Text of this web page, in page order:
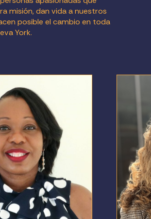
misión, dan vida a nuestros
posible el cambio en toda
York.